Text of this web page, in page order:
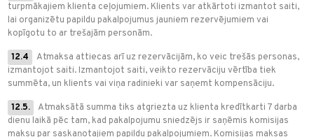
turpmākajiem klienta ceļojumiem. Klients var atkārtoti izmantot saiti,
lai organizētu papildu pakalpojumus jauniem rezervējumiem vai
kopīgotu to ar trešajām personām.
12.4
Atmaksa attiecas arī uz rezervācijām, ko veic trešās personas,
izmantojot saiti. Izmantojot saiti, veikto rezervāciju vērtība tiek
summēta, un klients vai viņa radinieki var saņemt kompensāciju.
12.5.
Atmaksātā summa tiks atgriezta uz klienta kredītkarti 7 darba
dienu laikā pēc tam, kad pakalpojumu sniedzējs ir saņēmis komisijas
maksu par saskaņotajiem papildu pakalpojumiem. Komisijas maksas